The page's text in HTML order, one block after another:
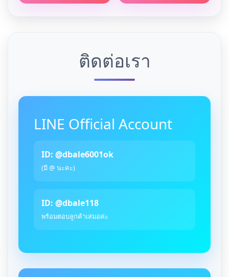
ติดต่อเรา
LINE Official Account
ID: @dbale6001ok
(มี @ นะคะ)
ID: @dbale118
พร้อมตอบลูกค้าเสมอค่ะ